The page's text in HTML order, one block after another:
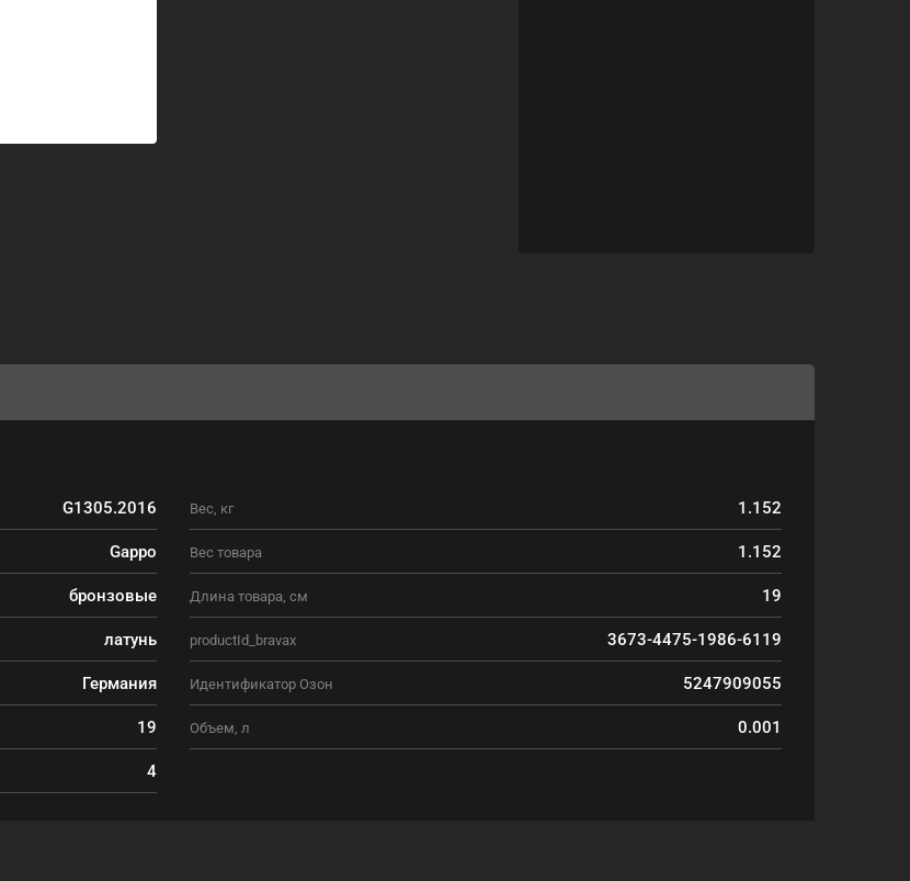
G1305.2016
Gappo
бронзовые
латунь
Германия
19
4
Вес, кг 1.152
Вес товара 1.152
Длина товара, см 19
productId_bravax 3673-4475-1986-6119
Идентификатор Озон 5247909055
Объем, л 0.001